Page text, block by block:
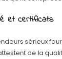
et certificats
sérieux
de la